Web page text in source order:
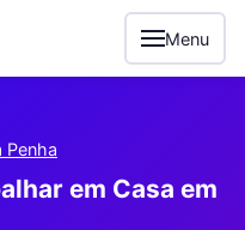
Menu
Penha
em Casa em